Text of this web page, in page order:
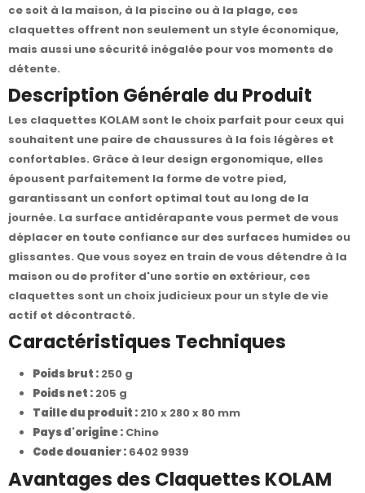
ce soit à la maison, à la piscine ou à la plage, ces
claquettes offrent non seulement un style économique,
mais aussi une sécurité inégalée pour vos moments de
détente.
Description Générale du Produit
Les claquettes KOLAM sont le choix parfait pour ceux qui
souhaitent une paire de chaussures à la fois légères et
confortables. Grâce à leur design ergonomique, elles
épousent parfaitement la forme de votre pied,
garantissant un confort optimal tout au long de la
journée. La surface antidérapante vous permet de vous
déplacer en toute confiance sur des surfaces humides ou
glissantes. Que vous soyez en train de vous détendre à la
maison ou de profiter d'une sortie en extérieur, ces
claquettes sont un choix judicieux pour un style de vie
actif et décontracté.
Caractéristiques Techniques
Poids brut : 250 g
Poids net : 205 g
Taille du produit : 210 x 280 x 80 mm
Pays d'origine : Chine
Code douanier : 6402 9939
Avantages des Claquettes KOLAM